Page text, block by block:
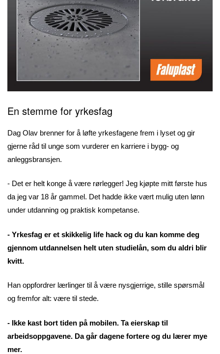
En stemme for yrkesfag
Dag Olav brenner for å løfte yrkesfagene frem i lyset og gir
gjerne råd til unge som vurderer en karriere i bygg- og
anleggsbransjen.
- Det er helt konge å være rørlegger! Jeg kjøpte mitt første hus
da jeg var 18 år gammel. Det hadde ikke vært mulig uten lønn
under utdanning og praktisk kompetanse.
- Yrkesfag er et skikkelig life hack og du kan komme deg
gjennom utdannelsen helt uten studielån, som du aldri blir
kvitt.
Han oppfordrer lærlinger til å være nysgjerrige, stille spørsmål
og fremfor alt: være til stede.
- Ikke kast bort tiden på mobilen. Ta eierskap til
arbeidsoppgavene. Da går dagene fortere og du lærer mye
mer.